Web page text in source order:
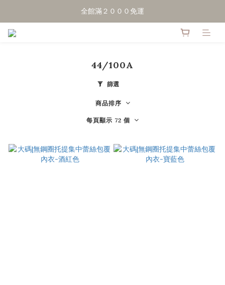
點擊加LINE好友，領50元優惠折扣
全館滿２０００免運
44/100A
篩選
商品排序
每頁顯示 72 個